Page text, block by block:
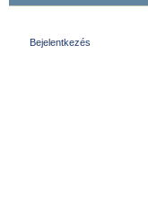
Bejelentkezés